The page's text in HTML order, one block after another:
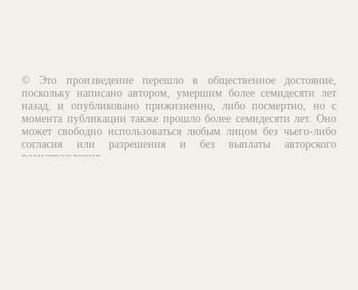
© Это произведение перешло в общественное достояние,
поскольку написано автором, умершим более семидесяти лет
назад, и опубликовано прижизненно, либо посмертно, но с
момента публикации также прошло более семидесяти лет. Оно
может свободно использоваться любым лицом без чьего-либо
согласия или разрешения и без выплаты авторского
вознаграждения.